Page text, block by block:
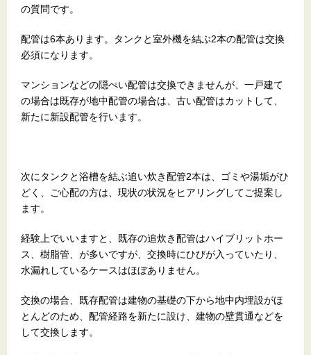
の質問です。
配管は6本あります。タンクと室外機を結ぶ2本の配管は交換
必須になります。
マンションなどの隠ぺい配管は交換できませんが、一戸建て
の場合は既存が地中配管の場合は、古い配管はカットして、
新たに新設配管を行います。
次にタンクと浴槽を結ぶ追い炊き配管2本は、ゴミや湯垢がひ
どく、ご心配の方は、現状の状況をヒアリングしてご提案し
ます。
経験上でいいますと、既存の追炊き配管はハイブリットホー
ス、樹脂管、が多いですが、交換時にひびが入っていたり、
水漏れしているケースはほぼありません。
交換の場合、既存配管は建物の基礎の下から地中内埋設がほ
とんどのため、配管経路を新たに設け、建物の壁貫通などを
して交換します。